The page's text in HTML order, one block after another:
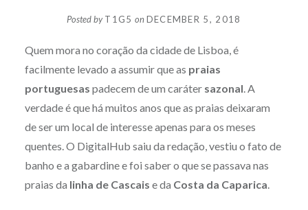
Posted byT1G5 onDECEMBER 5, 2018
Quem mora no coração da cidade de Lisboa, é
facilmente levado a assumir que as praias
portuguesas padecem de um caráter sazonal. A
verdade é que há muitos anos que as praias deixaram
de ser um local de interesse apenas para os meses
quentes. O DigitalHub saiu da redação, vestiu o fato de
banho e a gabardine e foi saber o que se passava nas
praias da linha de Cascais e da Costa da Caparica.